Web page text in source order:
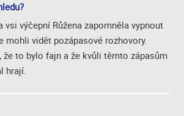
vsi výčepní Růžena zapomněla vypnout
mohli vidět pozápasové rozhovory.
že to bylo fajn a že kvůli těmto zápasům
hrají.